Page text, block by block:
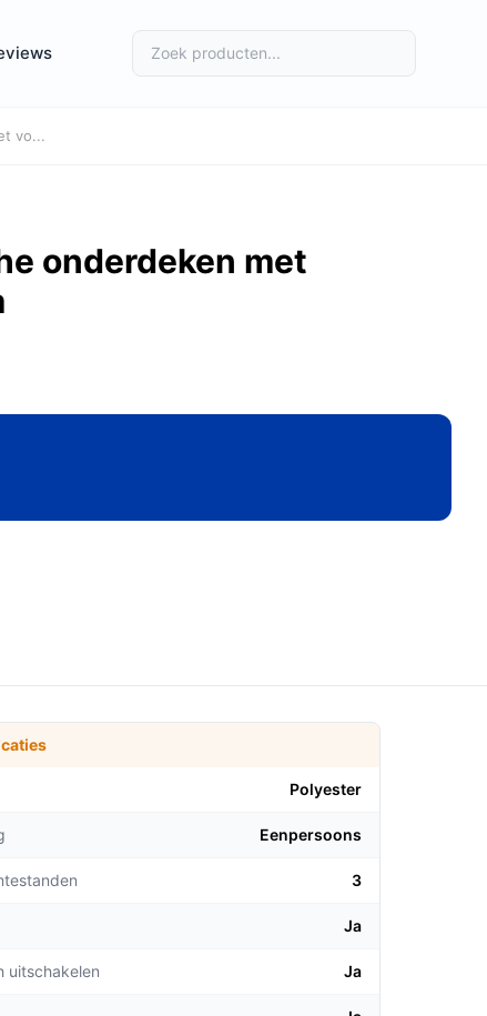
vo...
onderdeken met
Polyester
Eenpersoons
3
Ja
uitschakelen Ja